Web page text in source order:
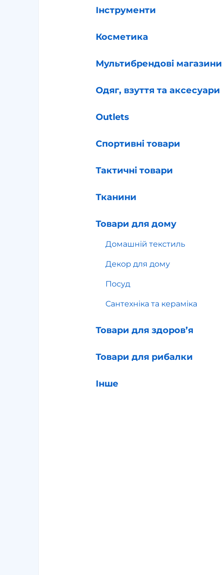
Інструменти
Косметика
Мультибрендові магазини
Одяг, взуття та аксесуари
Outlets
Спортивні товари
Тактичні товари
Тканини
Товари для дому
Домашній текстиль
Декор для дому
Посуд
Сантехніка та кераміка
Товари для здоров’я
Товари для рибалки
Інше